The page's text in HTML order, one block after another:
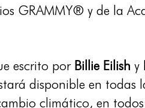
GRAMMY® y de la
escrito porBillie Eilishy
disponible en todas
climático, en